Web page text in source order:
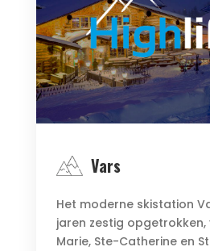
Vars
Het moderne skistation
jaren zestig
Marie, Ste-Catherine en